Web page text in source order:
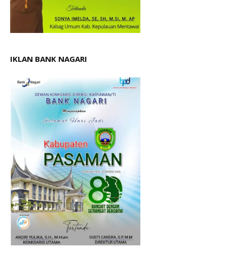
IKLAN BANK NAGARI